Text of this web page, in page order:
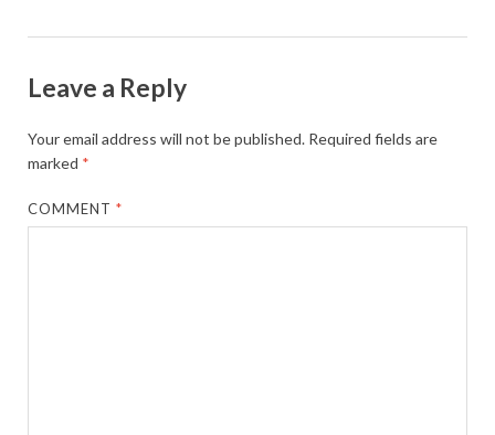
Leave a Reply
Your email address will not be published. Required fields are
marked *
COMMENT*